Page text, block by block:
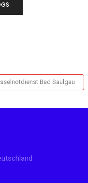
Bad Saulgau